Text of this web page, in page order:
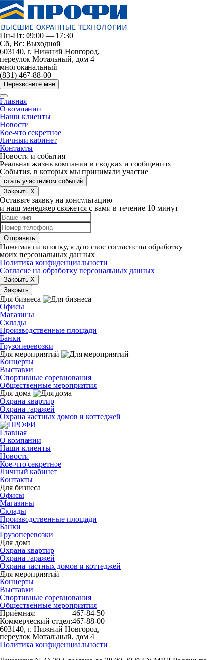
Пн-Пт: 09:00 — 17:30
Сб, Вс: Выходной
603140, г. Нижний Новгород,
переулок Мотальный, дом 4
многоканальный
(831) 467-88-00
Перезвоните мне
Главная
О компании
Наши клиенты
Новости
Кое-что секретное
Личный кабинет
Контакты
Новости и события
Реальная жизнь компании в сводках и сообщениях
События, в которых мы принимали участие
стать участником событий
Закрыть X
Оставьте заявку на консультацию
и наш менеджер свяжется с вами в течение 10 минут
Отправить
Нажимая на кнопку, я даю свое согласие на обработку
моих персональных данных
Политика конфиденциальности
Согласие на обработку персональных данных
Закрыть X
Закрыть
Для бизнеса
Офисы
Магазины
Склады
Производственные площади
Банки
Грузоперевозки
Для мероприятий
Концерты
Выставки
Спортивные соревнования
Общественные мероприятия
Для дома
Охрана квартир
Охрана гаражей
Охрана частных домов и коттеджей
Главная
О компании
Наши клиенты
Новости
Кое-что секретное
Личный кабинет
Контакты
Для бизнеса
Офисы
Магазины
Склады
Производственные площади
Банки
Грузоперевозки
Для дома
Охрана квартир
Охрана гаражей
Охрана частных домов и коттеджей
Для мероприятий
Концерты
Выставки
Спортивные соревнования
Общественные мероприятия
Приёмная:
467-84-50
Коммерческий отдел:467-88-00
603140, г. Нижний Новгород,
переулок Мотальный, дом 4
Политика конфиденциальности